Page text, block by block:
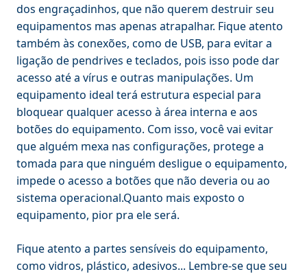
dos engraçadinhos, que não querem destruir seu
equipamentos mas apenas atrapalhar. Fique atento
também às conexões, como de USB, para evitar a
ligação de pendrives e teclados, pois isso pode dar
acesso até a vírus e outras manipulações. Um
equipamento ideal terá estrutura especial para
bloquear qualquer acesso à área interna e aos
botões do equipamento. Com isso, você vai evitar
que alguém mexa nas configurações, protege a
tomada para que ninguém desligue o equipamento,
impede o acesso a botões que não deveria ou ao
sistema operacional.Quanto mais exposto o
equipamento, pior pra ele será.
Fique atento a partes sensíveis do equipamento,
como vidros, plástico, adesivos... Lembre-se que seu